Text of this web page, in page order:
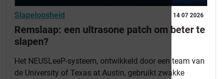
14 07 2026
Slapeloosheid
Remslaap: een ultrasone patch om beter te
slapen?
Het NEUSLeeP-systeem, ontwikkeld door een team van
de University of Texas at Austin, gebruikt zwakke